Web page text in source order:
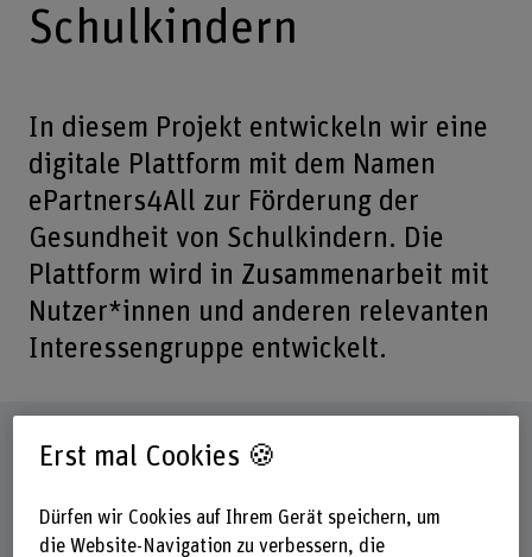
Schulkindern
In diesem Projekt entwickeln wir eine
digitale Plattform mit dem Namen
ePartners4All zur Förderung der
Gesundheit von Schulkindern. Die
Plattform wird in Zusammenarbeit mit
Nutzer*innen und anderen relevanten
Interessengruppe entwickelt.
Steckbrief
Beteiligte Departemente
Gesundheit
Erst mal Cookies 🍪
Dürfen wir Cookies auf Ihrem Gerät speichern, um
die Website-Navigation zu verbessern, die